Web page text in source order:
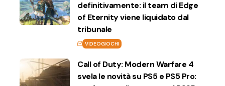
definitivamente: il team di Edge
of Eternity viene liquidato dal
tribunale
VIDEOGIOCHI
Call of Duty: Modern Warfare 4
svela le novità su PS5 e PS5 Pro: